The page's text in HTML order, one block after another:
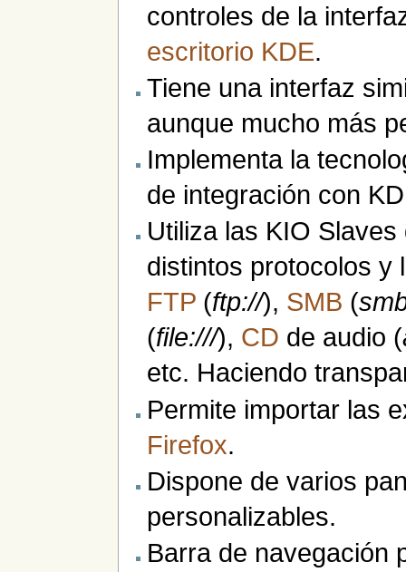
controles de la
escritorio KDE.
Tiene una interfaz
aunque mucho más
Implementa la
de integración con
Utiliza las KIO
distintos protocolos
FTP (ftp://), SMB (
(file:///), CD de audio (
etc. Haciendo
Permite importar las
Firefox.
Dispone de varios
personalizables.
Barra de navegación